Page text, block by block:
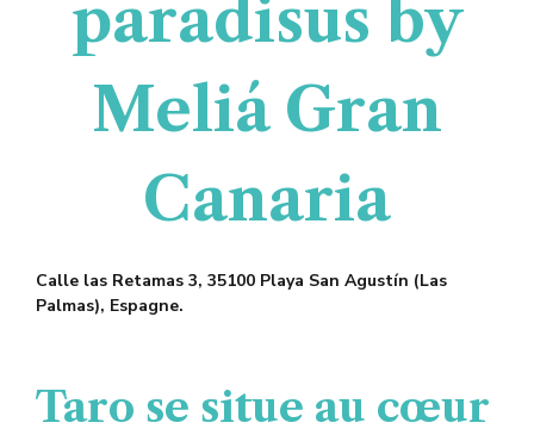
paradisus by
Meliá Gran
Canaria
Calle las Retamas 3, 35100 Playa San Agustín (Las
Palmas), Espagne.
Taro se situe au cœur